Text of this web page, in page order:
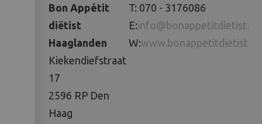
Bon Appétit
diëtist
Haaglanden
Kiekendiefstraat
17
2596 RP Den
Haag
T: 070 - 3176086
E:info@bonappetitdietist.nl
W:www.bonappetitdietist.nl